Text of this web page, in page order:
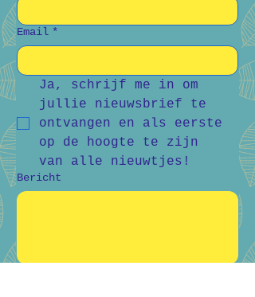
Email *
Ja, schrijf me in om
jullie nieuwsbrief te
ontvangen en als eerste
op de hoogte te zijn
van alle nieuwtjes!
Bericht